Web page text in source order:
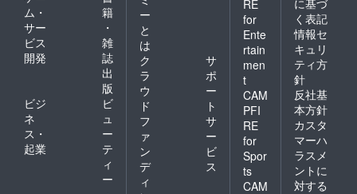
会員証
を発行
しま
す。（1
～3名様
ム・
サー
ビス
開発
籍
・
雑
誌
出
版
ビジ
ネ
ス・
起業
ビ
ュ
ー
テ
ィ
ー
ー
と
は
ク
ラ
ウ
ド
フ
ァ
ン
デ
ィ
サ
ポ
ー
ト
サ
ー
ビ
ス
RE
for
Ente
rtain
men
t
CAM
PFI
RE
for
Spor
ts
CAM
く表記
情報セ
キュリ
ティ方
針
反社基
本方針
カスタ
マーハ
ラスメ
ントに
対する